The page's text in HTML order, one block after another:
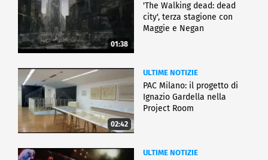
01:38
'The Walking dead: dead
city', terza stagione con
Maggie e Negan
02:42
ULTIME NOTIZIE
PAC Milano: il progetto di
Ignazio Gardella nella
Project Room
ULTIME NOTIZIE